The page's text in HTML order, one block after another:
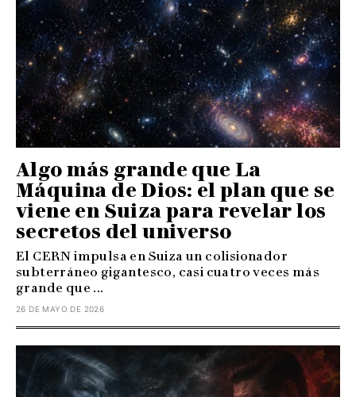
Algo más grande que La
Máquina de Dios: el plan que se
viene en Suiza para revelar los
secretos del universo
El CERN impulsa en Suiza un colisionador
subterráneo gigantesco, casi cuatro veces más
grande que ...
26 DE MAYO DE 2026